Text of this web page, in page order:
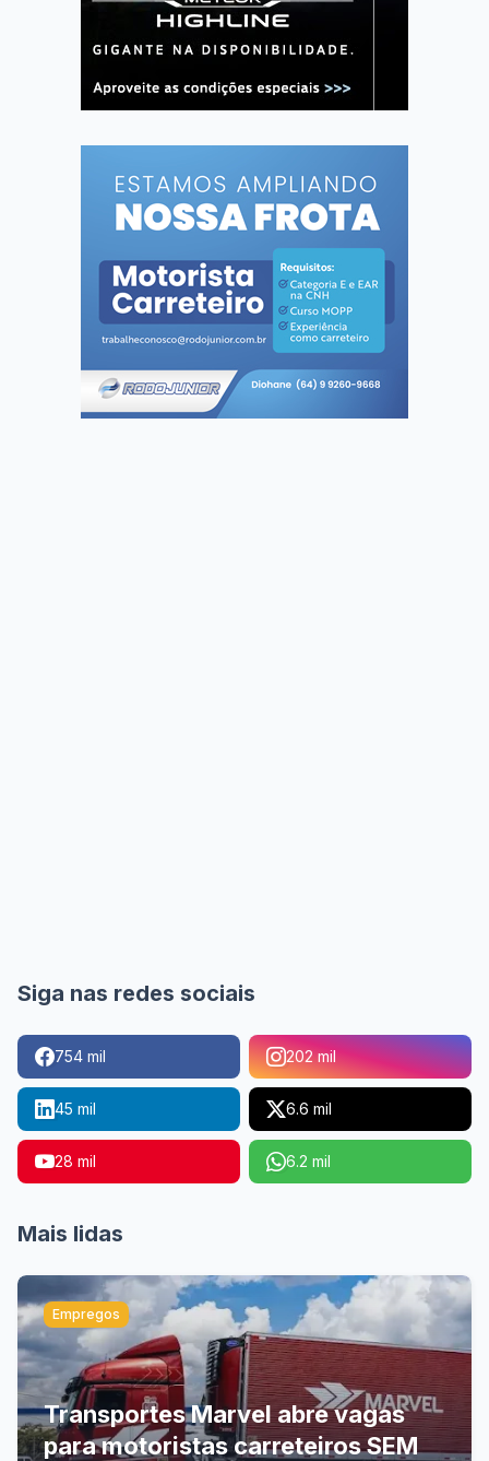
Siga nas redes sociais
754 mil 202 mil
45 mil 6.6 mil
28 mil 6.2 mil
Mais lidas
Empregos
Transportes Marvel abre vagas
para motoristas carreteiros SEM